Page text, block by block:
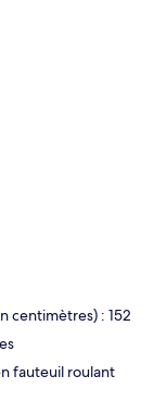
centimètres) : 152
fauteuil roulant